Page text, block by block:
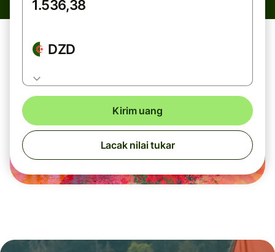
DZD
Kirim uang
Lacak nilai tukar